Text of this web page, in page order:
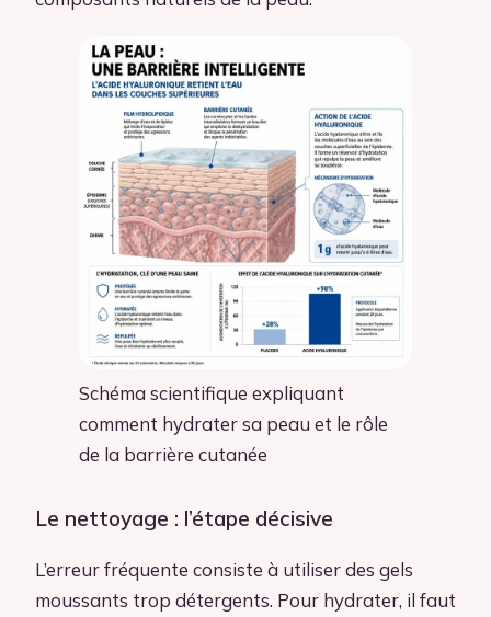
Schéma scientifique expliquant
comment hydrater sa peau et le rôle
de la barrière cutanée
Le nettoyage : l’étape décisive
L’erreur fréquente consiste à utiliser des gels
moussants trop détergents. Pour hydrater, il faut